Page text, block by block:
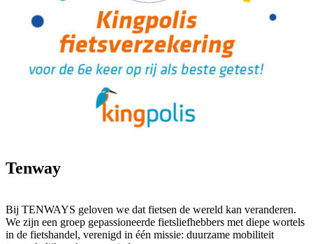
Tenway
Bij TENWAYS geloven we dat fietsen de wereld kan veranderen.
We zijn een groep gepassioneerde fietsliefhebbers met diepe wortels
in de fietshandel, verenigd in één missie: duurzame mobiliteit